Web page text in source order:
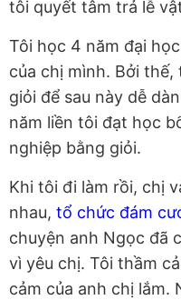
tôi quyết tâm trả lễ
Tôi học 4 năm đại
của chị mình. Bởi
giỏi để sau này dễ
năm liền tôi đạt học
nghiệp bằng giỏi.
Khi tôi đi làm rồi, chị
nhau, tổ chức đám
chuyện anh Ngọc đã
vì yêu chị. Tôi thầm
cảm của anh chị lắm.